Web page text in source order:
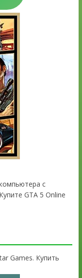
с
GTA 5 Online
Games. Купить